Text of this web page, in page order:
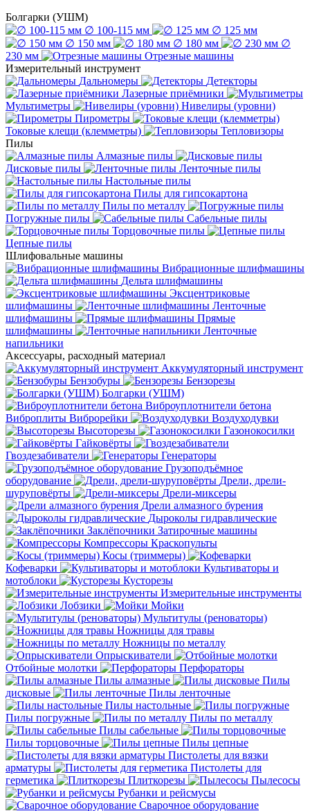
Болгарки (УШМ)
∅ 100-115 мм
∅ 125 мм
∅ 150 мм
∅ 180 мм
∅
230 мм
Отрезные машины
Измерительный инструмент
Дальномеры
Детекторы
Лазерные приёмники
Мультиметры
Нивелиры (уровни)
Пирометры
Токовые клещи (клемметры)
Тепловизоры
Пилы
Алмазные пилы
Дисковые пилы
Ленточные пилы
Настольные пилы
Пилы для гипсокартона
Пилы по металлу
Погружные пилы
Сабельные пилы
Торцовочные пилы
Цепные пилы
Шлифовальные машины
Вибрационные шлифмашины
Дельта шлифмашины
Эксцентриковые
шлифмашины
Ленточные
шлифмашины
Прямые
шлифмашины
Ленточные
напильники
Аксессуары, расходный материал
Аккумуляторный инструмент
Бензобуры
Бензорезы
Болгарки (УШМ)
Виброуплотнители бетона
Виброплиты Виброрейки
Воздуходувки
Высоторезы
Газонокосилки
Гайковёрты
Гвоздезабиватели
Генераторы
Грузоподъёмное
оборудование
Дрели, дрели-
шуруповёрты
Дрели-миксеры
Дрели алмазного бурения
Дыроколы гидравлические
Заклёпочники Затирочные машины
Компрессоры Краскопульты
Косы (триммеры)
Кофеварки
Культиваторы и
мотоблоки
Кусторезы
Измерительные инструменты
Лобзики
Мойки
Мультитулы (реноваторы)
Ножницы для травы
Ножницы по металлу
Опрыскиватели
Отбойные молотки
Перфораторы
Пилы алмазные
Пилы
дисковые
Пилы ленточные
Пилы настольные
Пилы погружные
Пилы по металлу
Пилы сабельные
Пилы торцовочные
Пилы цепные
Пистолеты для вязки
арматуры
Пистолеты для
герметика
Плиткорезы
Пылесосы
Рубанки и рейсмусы
Сварочное оборудование